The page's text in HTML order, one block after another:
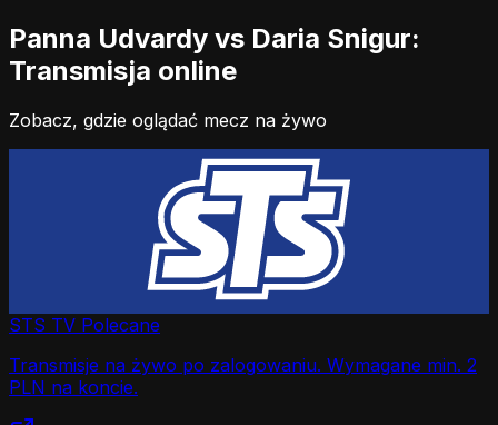
Panna Udvardy vs Daria Snigur:
Transmisja online
Zobacz, gdzie oglądać mecz na żywo
STS TV Polecane
Transmisje na żywo po zalogowaniu. Wymagane min. 2
PLN na koncie.